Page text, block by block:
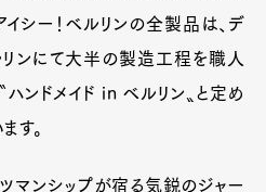
イシー！ベルリンの全製品は、デ
ンにて大半の製造工程を職人
ンドメイド in ベルリン〟と定め
す。
ツマンシップが宿る気鋭のジャー